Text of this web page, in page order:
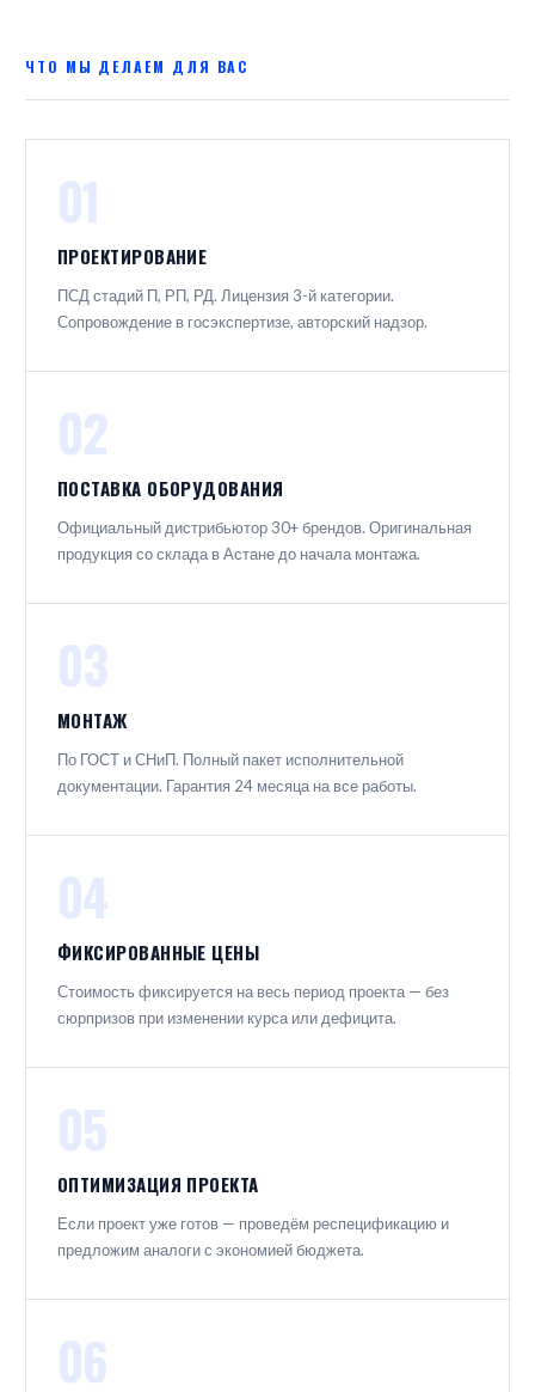
ЧТО МЫ ДЕЛАЕМ ДЛЯ ВАС
01
ПРОЕКТИРОВАНИЕ
ПСД стадий П, РП, РД. Лицензия 3-й категории.
Сопровождение в госэкспертизе, авторский надзор.
02
ПОСТАВКА ОБОРУДОВАНИЯ
Официальный дистрибьютор 30+ брендов. Оригинальная
продукция со склада в Астане до начала монтажа.
03
МОНТАЖ
По ГОСТ и СНиП. Полный пакет исполнительной
документации. Гарантия 24 месяца на все работы.
04
ФИКСИРОВАННЫЕ ЦЕНЫ
Стоимость фиксируется на весь период проекта — без
сюрпризов при изменении курса или дефицита.
05
ОПТИМИЗАЦИЯ ПРОЕКТА
Если проект уже готов — проведём респецификацию и
предложим аналоги с экономией бюджета.
06